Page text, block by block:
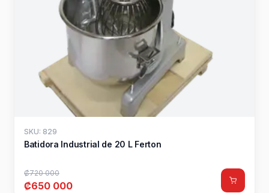
SKU: 829
Batidora Industrial de 20 L Ferton
₡720 000
₡650 000